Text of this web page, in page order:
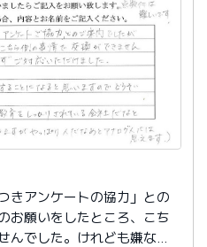
しいコンロも長～くきれい
ありがとうございました。
お願いしますネ
きアンケートの協力」との
お願いをしたところ、こち
でした。けれども嫌な顔